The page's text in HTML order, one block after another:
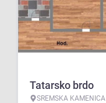
Tatarsko brdo
SREMSKA KAMENICA